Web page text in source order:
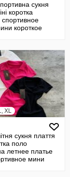
сукня
коротка
короткое
XL
сукня плаття
поло
летнее платье
мини